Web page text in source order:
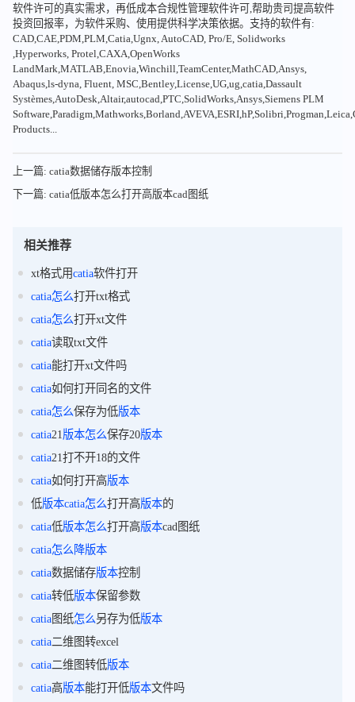
软件许可的真实需求，再低成本合规性管理软件许可,帮助贵司提高软件
投资回报率，为软件采购、使用提供科学决策依据。支持的软件有:
CAD,CAE,PDM,PLM,Catia,Ugnx, AutoCAD, Pro/E, Solidworks
,Hyperworks, Protel,CAXA,OpenWorks
LandMark,MATLAB,Enovia,Winchill,TeamCenter,MathCAD,Ansys,
Abaqus,ls-dyna, Fluent, MSC,Bentley,License,UG,ug,catia,Dassault
Systèmes,AutoDesk,Altair,autocad,PTC,SolidWorks,Ansys,Siemens PLM
Products...
上一篇: catia数据储存版本控制
下一篇: catia低版本怎么打开高版本cad图纸
相关推荐
xt格式用catia软件打开
catia怎么打开txt格式
catia怎么打开xt文件
catia读取txt文件
catia能打开xt文件吗
catia如何打开同名的文件
catia怎么保存为低版本
catia21版本怎么保存20版本
catia21打不开18的文件
catia如何打开高版本
低版本catia怎么打开高版本的
catia低版本怎么打开高版本cad图纸
catia怎么降版本
catia数据储存版本控制
catia转低版本保留参数
catia图纸怎么另存为低版本
catia二维图转excel
catia二维图转低版本
catia高版本能打开低版本文件吗